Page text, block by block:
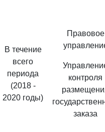
В течение
всего
периода
(2018 -
2020 годы)
Правовое
контроля
заказа